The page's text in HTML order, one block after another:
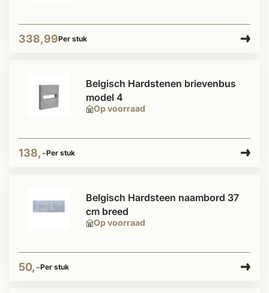
338,99Per stuk
Op voorraad
Belgisch Hardstenen brievenbus
model 4
138,-Per stuk
Op voorraad
Belgisch Hardsteen naambord 37
cm breed
50,-Per stuk